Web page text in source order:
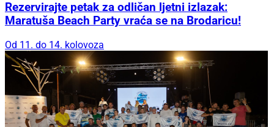
Rezervirajte petak za odličan ljetni izlazak:
Maratuša Beach Party vraća se na Brodaricu!
Od 11. do 14. kolovoza